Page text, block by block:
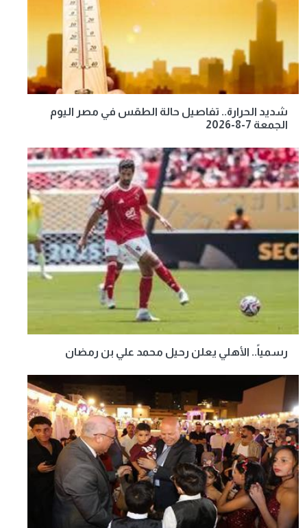
شديد الحرارة.. تفاصيل حالة الطقس في مصر اليوم
الجمعة 7-8-2026
رسمياً.. الأهلي يعلن رحيل محمد علي بن رمضان